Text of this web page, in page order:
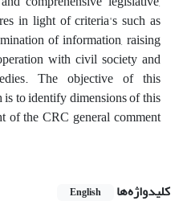
in light of criteria's such as
of information, raising
with civil society and
The objective of this
to identify dimensions of this
the CRC general comment
کلیدواژه‌ها English